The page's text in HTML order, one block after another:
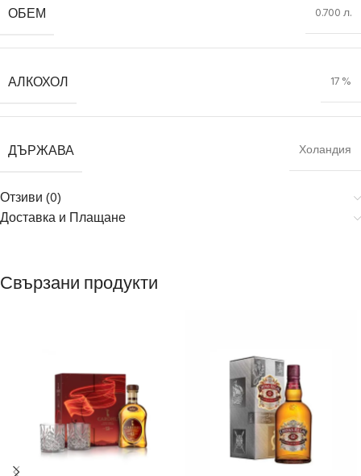
ОБЕМ 0.700 л.
АЛКОХОЛ 17 %
ДЪРЖАВА Холандия
Отзиви (0)
Доставка и Плащане
Свързани продукти